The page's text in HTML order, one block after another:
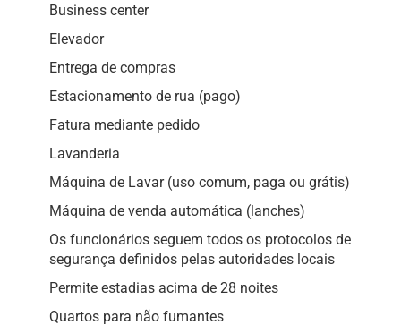
Business center
Elevador
Entrega de compras
Estacionamento de rua (pago)
Fatura mediante pedido
Lavanderia
Máquina de Lavar (uso comum, paga ou grátis)
Máquina de venda automática (lanches)
Os funcionários seguem todos os protocolos de
segurança definidos pelas autoridades locais
Permite estadias acima de 28 noites
Quartos para não fumantes